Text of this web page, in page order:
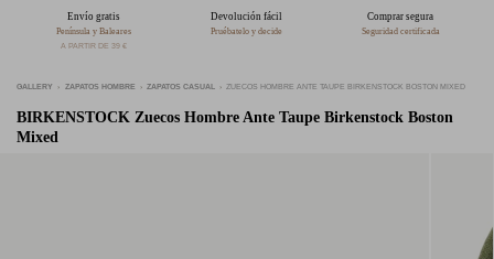
Envío gratis
Península y Baleares
A PARTIR DE 39 €
Devolución fácil
Pruébatelo y decide
Comprar segura
Seguridad certificada
GALLERY ZAPATOS HOMBRE ZAPATOS CASUAL ZUECOS HOMBRE ANTE TAUPE BIRKENSTOCK BOSTON MIXED
BIRKENSTOCK Zuecos Hombre Ante Taupe Birkenstock Boston
Mixed